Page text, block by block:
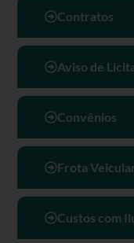
Contratos
Aviso de
Convênios
Frota
Custos com